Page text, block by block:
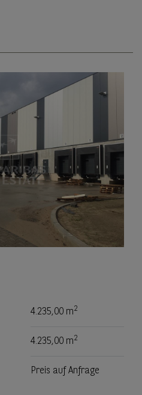
4.235,00 m2
4.235,00 m2
Preis auf Anfrage